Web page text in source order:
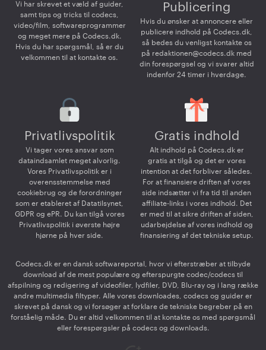
Vi har skrevet et væld af guider,
samt tips og tricks til codecs,
video/film, softwareprogrammer
og meget mere på Codecs.dk.
Hvis du har spørgsmål, så er du
velkommen til at kontakte os.
Publicering
Hvis du ønsker at annoncere eller
publicere indhold på Codecs.dk,
så bedes du venligst kontakte os
på redaktionen@codecs.dk med
din forespørgsel og vi svarer altid
indenfor 24 timer i hverdage.
Privatlivspolitik
Vi tager vores ansvar som
dataindsamlet meget alvorlig.
Vores Privatlivspolitik er i
overensstemmelse med
cookiebrug og de forordninger
som er etableret af Datatilsynet,
GDPR og ePR. Du kan tilgå vores
Privatlivspolitik i øverste højre
hjørne på hver side.
Gratis indhold
Alt indhold på Codecs.dk er
gratis at tilgå og det er vores
intention at det forbliver således.
For at finansiere driften af vores
side indsætter vi fra tid til anden
affiliate-links i vores indhold. Det
er med til at sikre driften af siden,
udarbejdelse af vores indhold og
finansiering af det tekniske setup.
Codecs.dk er en dansk softwareportal, hvor vi efterstræber at tilbyde
download af de mest populære og efterspurgte codec/codecs til
afspilning og redigering af videofiler, lydfiler, DVD, Blu-ray og i lang række
andre multimedia filtyper. Alle vores downloades, codecs og guider er
skrevet på dansk og vi forsøger at forklare de tekniske begreber på en
forståelig måde. Du er altid velkommen til at kontakte os med spørgsmål
eller forespørgsler på codecs og downloads.